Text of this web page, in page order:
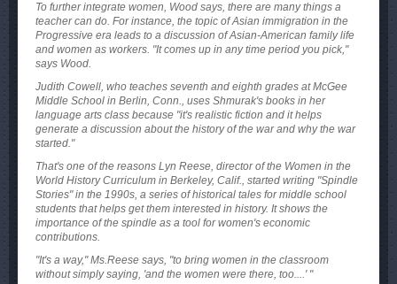
To further integrate women, Wood says, there are many things a
teacher can do. For instance, the topic of Asian immigration in the
Progressive era leads to a discussion of Asian-American family life
and women as workers. "It comes up in any time period you pick,"
says Wood.
Judith Cowell, who teaches seventh and eighth grades at McGee
Middle School in Berlin, Conn., uses Shmurak's books in her
language arts class because "it's realistic fiction and it helps
generate a discussion about the history of the war and why the war
started."
That's one of the reasons Lyn Reese, director of the Women in the
World History Curriculum in Berkeley, Calif., started writing "Spindle
Stories" in the 1990s, a series of historical tales for middle school
students that helps get them interested in history. It shows the
importance of the spindle as a tool for women's economic
contributions.
"It's a way," Ms.Reese says, "to bring women in the classroom
without simply saying, 'and the women were there, too....' "